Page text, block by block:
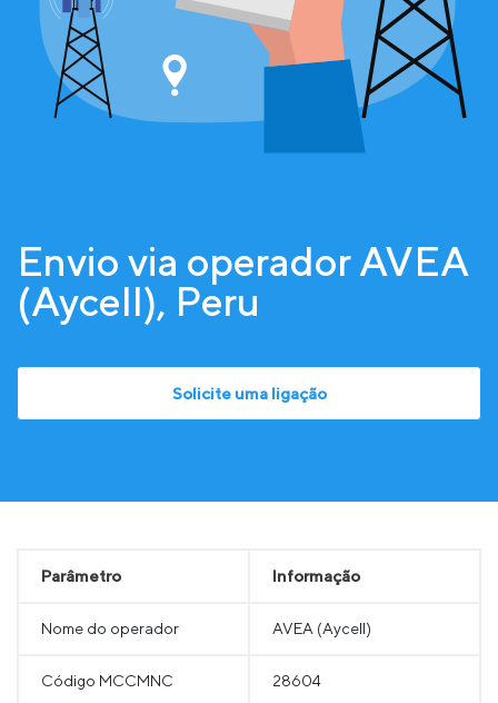
Envio via operador AVEA
(Aycell), Peru
Solicite uma ligação
Parâmetro Informação
Nome do operador AVEA (Aycell)
Código MCCMNC 28604